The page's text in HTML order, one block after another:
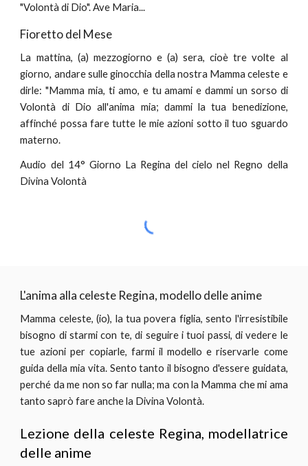
"Volontà di Dio". Ave Maria...
Fioretto del Mese
La mattina, (a) mezzogiorno e (a) sera, cioè tre volte al
giorno, andare sulle ginocchia della nostra Mamma celeste e
dirle: "Mamma mia, ti amo, e tu amami e dammi un sorso di
Volontà di Dio all'anima mia; dammi la tua benedizione,
affinché possa fare tutte le mie azioni sotto il tuo sguardo
materno.
Audio del 14° Giorno La Regina del cielo nel Regno della
Divina Volontà
L'anima alla celeste Regina, modello delle anime
Mamma celeste, (io), la tua povera figlia, sento l'irresistibile
bisogno di starmi con te, di seguire i tuoi passi, di vedere le
tue azioni per copiarle, farmi il modello e riservarle come
guida della mia vita. Sento tanto il bisogno d'essere guidata,
perché da me non so far nulla; ma con la Mamma che mi ama
tanto saprò fare anche la Divina Volontà.
Lezione della celeste Regina, modellatrice
delle anime